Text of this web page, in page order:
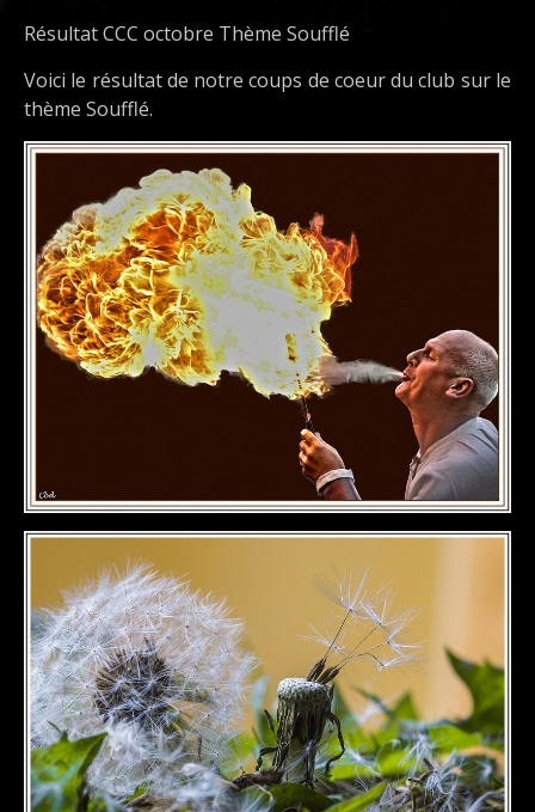
Résultat CCC octobre Thème Soufflé
Voici le résultat de notre coups de coeur du club sur le
thème Soufflé.
DÉTAILS
DÉTAILS